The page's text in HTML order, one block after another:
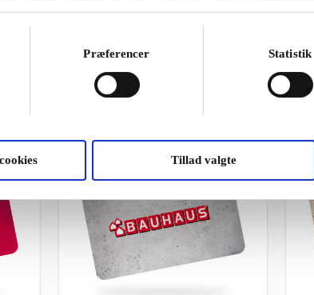
Præferencer Statistik
Tillad valgte
GoGiftLiving
Frit valg blandt udvalgte gavekort og
design
50 kr. Fra